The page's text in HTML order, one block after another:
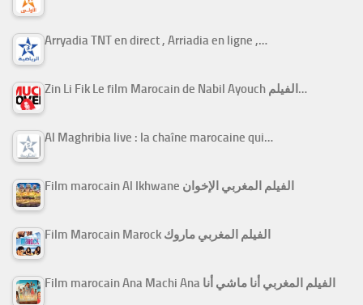
Arryadia TNT en direct , Arriadia en ligne ,…
Zin Li Fik Le film Marocain de Nabil Ayouch الفيلم…
Al Maghribia live : la chaîne marocaine qui…
Film marocain Al Ikhwane الفيلم المغربي الإخوان
Film Marocain Marock الفيلم المغربي ماروك
Film marocain Ana Machi Ana الفيلم المغربي أنا ماشي أنا